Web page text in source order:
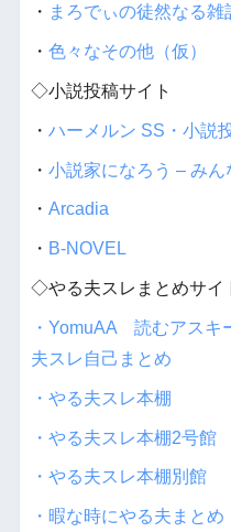
・ まろでぃの徒然なる
・ 色々なその他（仮）
◇小説投稿サイト
・ ハーメルン SS・小説
・ 小説家になろう – みん
・ Arcadia
・ B-NOVEL
◇やる夫スレまとめサイ
・YomuAA 読むアスキ
夫スレ自己まとめ
・やる夫スレ本棚
・やる夫スレ本棚2号館
・やる夫スレ本棚別館
・暇な時にやる夫まとめ